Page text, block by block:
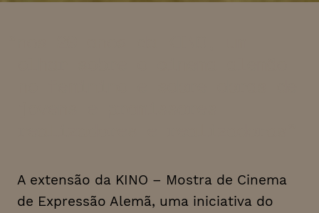
A extensão da KINO – Mostra de Cinema
de Expressão Alemã, uma iniciativa do